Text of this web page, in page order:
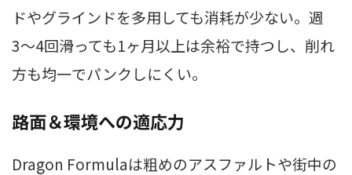
ドやグラインドを多用しても消耗が少ない。週
3〜4回滑っても1ヶ月以上は余裕で持つし、削れ
方も均一でパンクしにくい。
路面＆環境への適応力
Dragon Formulaは粗めのアスファルトや街中の